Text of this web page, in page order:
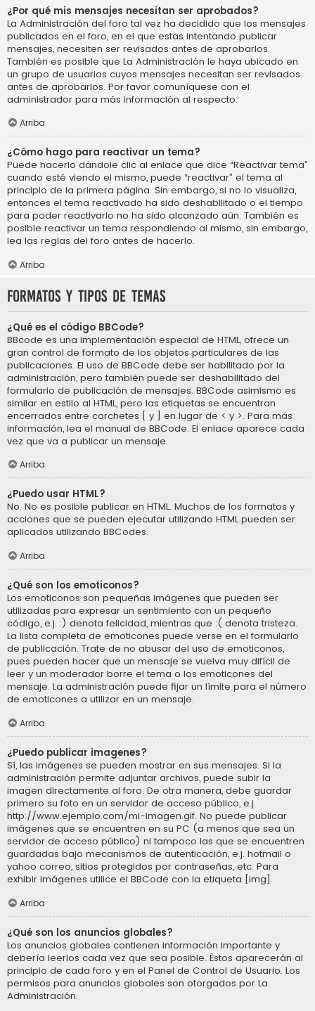
¿Por qué mis mensajes necesitan ser aprobados?
La Administración del foro tal vez ha decidido que los mensajes
publicados en el foro, en el que estas intentando publicar
mensajes, necesiten ser revisados antes de aprobarlos.
También es posible que La Administración le haya ubicado en
un grupo de usuarios cuyos mensajes necesitan ser revisados
antes de aprobarlos. Por favor comuníquese con el
administrador para más información al respecto.
Arriba
¿Cómo hago para reactivar un tema?
Puede hacerlo dándole clic al enlace que dice “Reactivar tema”
cuando esté viendo el mismo, puede “reactivar” el tema al
principio de la primera página. Sin embargo, si no lo visualiza,
entonces el tema reactivado ha sido deshabilitado o el tiempo
para poder reactivarlo no ha sido alcanzado aún. También es
posible reactivar un tema respondiendo al mismo, sin embargo,
lea las reglas del foro antes de hacerlo.
Arriba
Formatos y tipos de temas
¿Qué es el código BBCode?
BBcode es una implementación especial de HTML, ofrece un
gran control de formato de los objetos particulares de las
publicaciones. El uso de BBCode debe ser habilitado por la
administración, pero también puede ser deshabilitado del
formulario de publicación de mensajes. BBCode asimismo es
similar en estilo al HTML, pero las etiquetas se encuentran
encerrados entre corchetes [ y ] en lugar de < y >. Para más
información, lea el manual de BBCode. El enlace aparece cada
vez que va a publicar un mensaje.
Arriba
¿Puedo usar HTML?
No. No es posible publicar en HTML. Muchos de los formatos y
acciones que se pueden ejecutar utilizando HTML pueden ser
aplicados utilizando BBCodes.
Arriba
¿Qué son los emoticonos?
Los emoticonos son pequeñas imágenes que pueden ser
utilizadas para expresar un sentimiento con un pequeño
código, e.j. :) denota felicidad, mientras que :( denota tristeza.
La lista completa de emoticones puede verse en el formulario
de publicación. Trate de no abusar del uso de emoticonos,
pues pueden hacer que un mensaje se vuelva muy difícil de
leer y un moderador borre el tema o los emoticones del
mensaje. La administración puede fijar un límite para el número
de emoticones a utilizar en un mensaje.
Arriba
¿Puedo publicar imagenes?
Sí, las imágenes se pueden mostrar en sus mensajes. Si la
administración permite adjuntar archivos, puede subir la
imagen directamente al foro. De otra manera, debe guardar
primero su foto en un servidor de acceso público, e.j.
http://www.ejemplo.com/mi-imagen.gif. No puede publicar
imágenes que se encuentren en su PC (a menos que sea un
servidor de acceso público) ni tampoco las que se encuentren
guardadas bajo mecanismos de autenticación, e.j. hotmail o
yahoo correo, sitios protegidos por contraseñas, etc. Para
exhibir imágenes utilice el BBCode con la etiqueta [img].
Arriba
¿Qué son los anuncios globales?
Los anuncios globales contienen información importante y
debería leerlos cada vez que sea posible. Éstos aparecerán al
principio de cada foro y en el Panel de Control de Usuario. Los
permisos para anuncios globales son otorgados por La
Administración.